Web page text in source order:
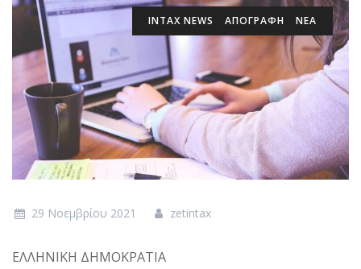
INTAX NEWS ΑΠΟΓΡΑΦΗ ΝΕΑ
29 Νοεμβρίου 2021 zetintax
ΕΛΛΗΝΙΚΗ ΔΗΜΟΚΡΑΤΙΑ